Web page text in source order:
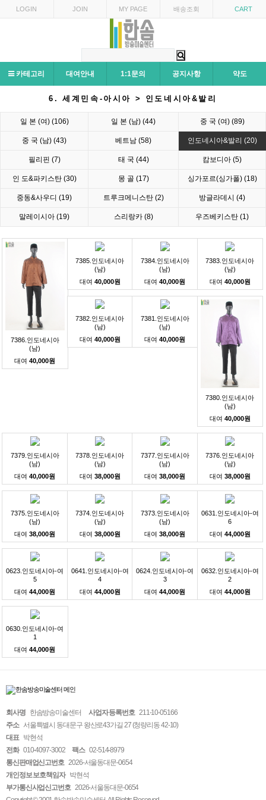
LOGIN JOIN MY PAGE 배송조회 CART
카테고리 대여안내 1:1문의 공지사항 약도
6. 세계민속-아시아 > 인도네시아&발리
일 본 (여) (106) 일 본 (남) (44) 중 국 (여) (89)
중 국 (남) (43) 베트남 (58) 인도네시아&발리 (20)
필리핀 (7) 태 국 (44) 캄보디아 (5)
인 도&파키스탄 (30) 몽 골 (17) 싱가포르(싱가폴) (18)
중동&사우디 (19) 트루크메니스탄 (2) 방글라데시 (4)
말레이시아 (19) 스리랑카 (8) 우즈베키스탄 (1)
7386.인도네시아
(남)
대여40,000원
7385.인도네시아
(남)
대여 40,000원
7384.인도네시아
(남)
대여40,000원
7383.인도네시아
(남)
대여 40,000원
7382.인도네시아
(남)
대여 40,000원
7381.인도네시아
(남)
대여40,000원
7380.인도네시아
(남)
대여 40,000원
7379.인도네시아
(남)
대여40,000원
7378.인도네시아
(남)
대여 38,000원
7377.인도네시아
(남)
대여38,000원
7376.인도네시아
(남)
대여 38,000원
7375.인도네시아
(남)
대여38,000원
7374.인도네시아
(남)
대여 38,000원
7373.인도네시아
(남)
대여38,000원
0631.인도네시아-여
6
대여 44,000원
0623.인도네시아-여
5
대여44,000원
0641.인도네시아-여
4
대여 44,000원
0624.인도네시아-여
3
대여44,000원
0632.인도네시아-여
2
대여 44,000원
0630.인도네시아-여
1
대여44,000원
회사명 한솜방송미술센터 사업자 등록번호 211-10-05166
주소 서울특별시 동대문구 왕산로43가길 27 (청량리동 42-10)
대표 박현석
전화 010-4097-3002 팩스 02-514-8979
통신판매업신고번호 2026-서울동대문-0654
개인정보 보호책임자 박현석
부가통신사업신고번호 2026-서울동대문-0654